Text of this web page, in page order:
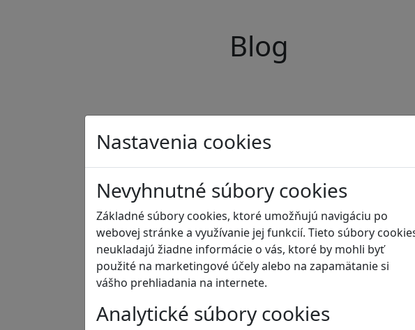
Nastavenia cookies
Nevyhnutné súbory cookies
Základné súbory cookies, ktoré umožňujú navigáciu po
webovej stránke a využívanie jej funkcií. Tieto súbory
neukladajú žiadne informácie o vás, ktoré by mohli byť
použité na marketingové účely alebo na zapamätanie si
vášho prehliadania na internete.
Analytické súbory cookies
Blog